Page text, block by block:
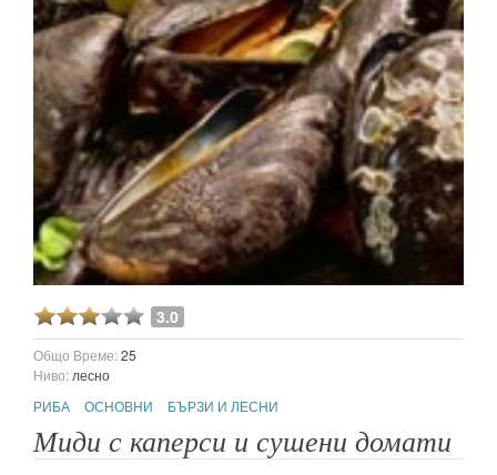
3.0
Общо Време:25
Ниво: лесно
РИБА
ОСНОВНИ БЪРЗИ И ЛЕСНИ
Миди с каперси и сушени домати